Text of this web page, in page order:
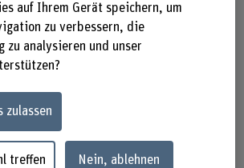
auf Ihrem Gerät speichern, um
zu verbessern, die
zu analysieren und unser
zulassen
treffen Nein, ablehnen